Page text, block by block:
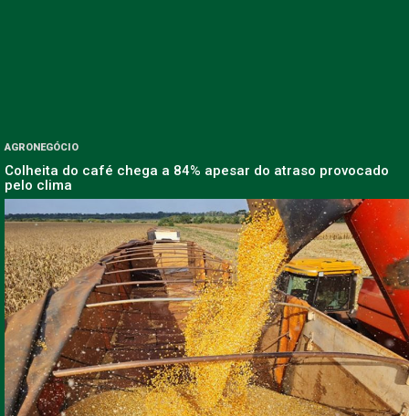
AGRONEGÓCIO
Colheita do café chega a 84% apesar do atraso provocado
pelo clima